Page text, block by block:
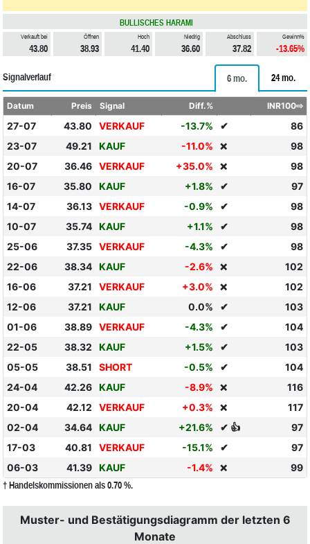
BULLISCHES HARAMI
Verkauft bei
43.80
Öffnen
38.93
Hoch
41.40
Niedrig
36.60
Abschluss
37.82
Gewinn%
-13.65%
Signalverlauf 6 mo. 24 mo.
Datum Preis Signal Diff.% INR100⇨
27-07 43.80 VERKAUF -13.7% ✔
86
23-07
49.21 KAUF -11.0% ❌
98
20-07
36.46 VERKAUF +35.0% ❌
98
16-07
35.80 KAUF +1.8% ✔
97
14-07
36.13 VERKAUF -0.9% ✔
98
10-07
35.74 KAUF +1.1% ✔
98
25-06
37.35 VERKAUF -4.3% ✔
98
22-06
38.34 KAUF -2.6% ❌
102
16-06
37.21 VERKAUF +3.0% ❌
102
12-06
37.21 KAUF 0.0% ✔
103
01-06
38.89 VERKAUF -4.3% ✔
104
22-05
38.32 KAUF +1.5% ✔
103
05-05
38.51 SHORT -0.5% ✔
104
24-04
42.26 KAUF -8.9% ❌
116
20-04
42.12 VERKAUF +0.3% ❌
117
02-04
34.64 KAUF +21.6% ✔ 👍
97
17-03
40.81 VERKAUF -15.1% ✔
97
06-03
41.39 KAUF -1.4% ❌ 99
† Handelskommissionen als 0.70 %.
Muster- und Bestätigungsdiagramm der letzten 6
Monate